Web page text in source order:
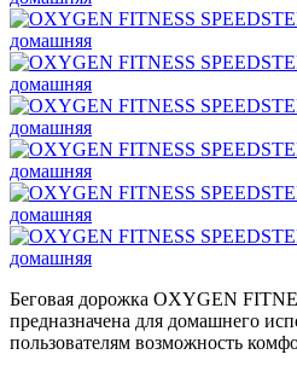
Беговая дорожка OXYGEN
предназначена для домашнего
пользователям возможность